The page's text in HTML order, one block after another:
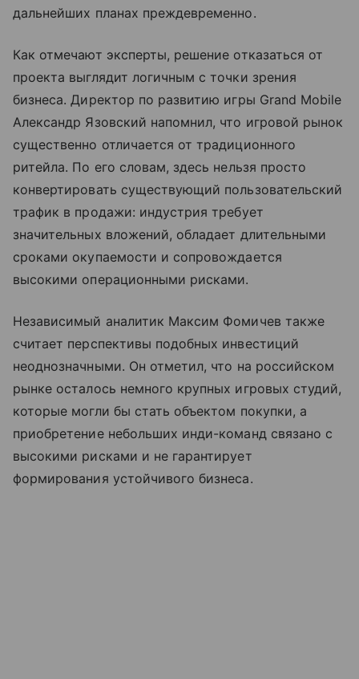
дальнейших планах преждевременно.
Как отмечают эксперты, решение отказаться от
проекта выглядит логичным с точки зрения
бизнеса. Директор по развитию игры Grand Mobile
Александр Язовский напомнил, что игровой рынок
существенно отличается от традиционного
ритейла. По его словам, здесь нельзя просто
конвертировать существующий пользовательский
трафик в продажи: индустрия требует
значительных вложений, обладает длительными
сроками окупаемости и сопровождается
высокими операционными рисками.
Независимый аналитик Максим Фомичев также
считает перспективы подобных инвестиций
неоднозначными. Он отметил, что на российском
рынке осталось немного крупных игровых студий,
которые могли бы стать объектом покупки, а
приобретение небольших инди-команд связано с
высокими рисками и не гарантирует
формирования устойчивого бизнеса.